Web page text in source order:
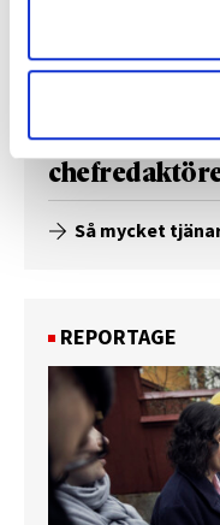
Enorma
Så mycket
REPORTAGE